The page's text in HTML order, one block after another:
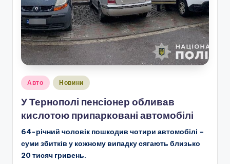
Опубліковано
Авто Новини
У Тернополі пенсіонер обливав
кислотою припарковані автомобілі
64-річний чоловік пошкодив чотири автомобілі –
суми збитків у кожному випадку сягають близько
20 тисяч гривень.